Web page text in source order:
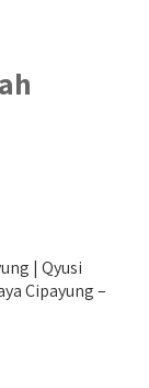
| Qyusi
Cipayung –